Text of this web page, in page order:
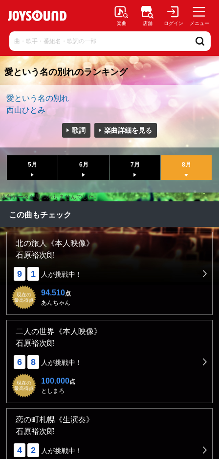
楽曲 店舗 ログイン メニュー
愛という名の別れのランキング
愛という名の別れ
西山ひとみ
歌詞 楽曲詳細を見る
5月 6月 7月 8月
該当データが見つかりませんでした。
この曲もチェック
北の旅人《本人映像》
石原裕次郎
9 1 人が挑戦中！
現在の
最高得点
94.510点
あんちゃん
二人の世界《本人映像》
石原裕次郎
6 8 人が挑戦中！
現在の
最高得点
100.000点
としまろ
恋の町札幌《生演奏》
石原裕次郎
4 2 人が挑戦中！